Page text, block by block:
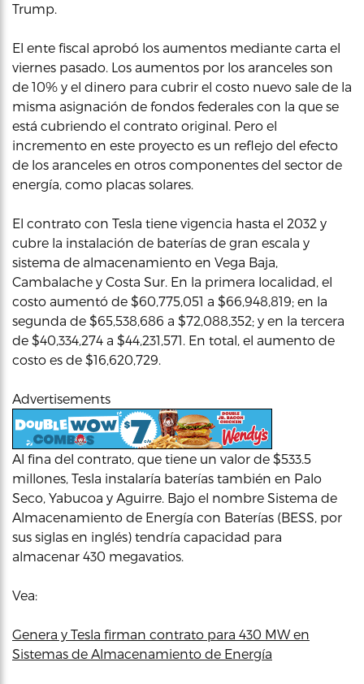
Trump.
El ente fiscal aprobó los aumentos mediante carta el
viernes pasado. Los aumentos por los aranceles son
de 10% y el dinero para cubrir el costo nuevo sale de la
misma asignación de fondos federales con la que se
está cubriendo el contrato original. Pero el
incremento en este proyecto es un reflejo del efecto
de los aranceles en otros componentes del sector de
energía, como placas solares.
El contrato con Tesla tiene vigencia hasta el 2032 y
cubre la instalación de baterías de gran escala y
sistema de almacenamiento en Vega Baja,
Cambalache y Costa Sur. En la primera localidad, el
costo aumentó de $60,775,051 a $66,948,819; en la
segunda de $65,538,686 a $72,088,352; y en la tercera
de $40,334,274 a $44,231,571. En total, el aumento de
costo es de $16,620,729.
Advertisements
Al fina del contrato, que tiene un valor de $533.5
millones, Tesla instalaría baterías también en Palo
Seco, Yabucoa y Aguirre. Bajo el nombre Sistema de
Almacenamiento de Energía con Baterías (BESS, por
sus siglas en inglés) tendría capacidad para
almacenar 430 megavatios.
Vea:
Genera y Tesla firman contrato para 430 MW en
Sistemas de Almacenamiento de Energía